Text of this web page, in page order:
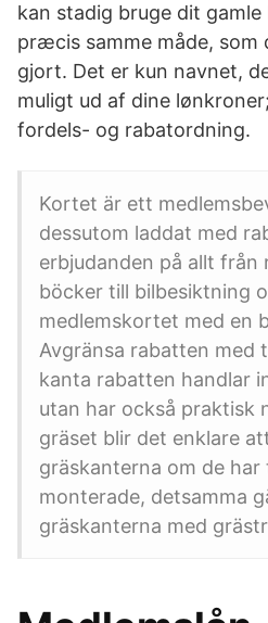
kan stadig bruge dit gamle
præcis samme måde, som
gjort. Det er kun navnet,
muligt ud af dine
fordels- og rabatordning.
Kortet är ett
dessutom laddat med
erbjudanden på allt från
böcker till bilbesiktning
medlemskortet med en
Avgränsa rabatten med
kanta rabatten handlar
utan har också praktisk
gräset blir det enklare
gräskanterna om de
monterade, detsamma
gräskanterna med